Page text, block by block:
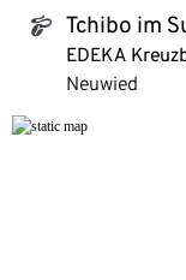
tchibo_logo Tchibo im
EDEKA
Neuwied